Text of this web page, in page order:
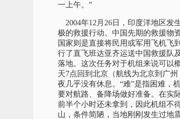
一上午。”
2004年12月26日，印度洋地区发
极的救援行动。中国先期的救援物
国家则是直接将民用或军用飞机飞
行了直飞班达亚齐运送中国救援队
落地。这次任务对于机组来说可以
天7点回到北京（航线为北京到广
夜几乎没有休息。“难”是指困难，
要对航路、备降场做好准备。在实
前半个小时还未拿到，因此机组不
山，条件简陋，当地刚刚发生过地